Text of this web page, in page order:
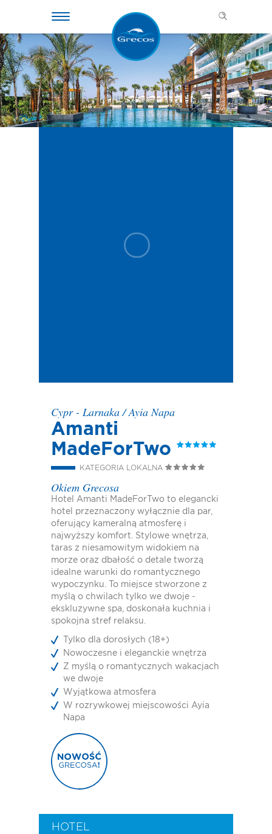
Cypr - Larnaka/Ayia Napa
Amanti
MadeForTwo
KATEGORIA LOKALNA
Okiem Grecosa
Hotel Amanti MadeForTwo to elegancki
hotel przeznaczony wyłącznie dla par,
oferujący kameralną atmosferę i
najwyższy komfort. Stylowe wnętrza,
taras z niesamowitym widokiem na
morze oraz dbałość o detale tworzą
idealne warunki do romantycznego
wypoczynku. To miejsce stworzone z
myślą o chwilach tylko we dwoje -
ekskluzywne spa, doskonała kuchnia i
spokojna stref relaksu.
Tylko dla dorosłych (18+)
Nowoczesne i eleganckie wnętrza
Z myślą o romantycznych wakacjach
we dwoje
Wyjątkowa atmosfera
W rozrywkowej miejscowości Ayia
Napa
HOTEL